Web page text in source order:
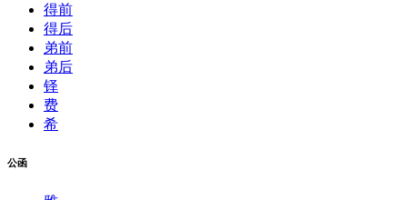
得前
得后
弟前
弟后
铎
费
希
公函